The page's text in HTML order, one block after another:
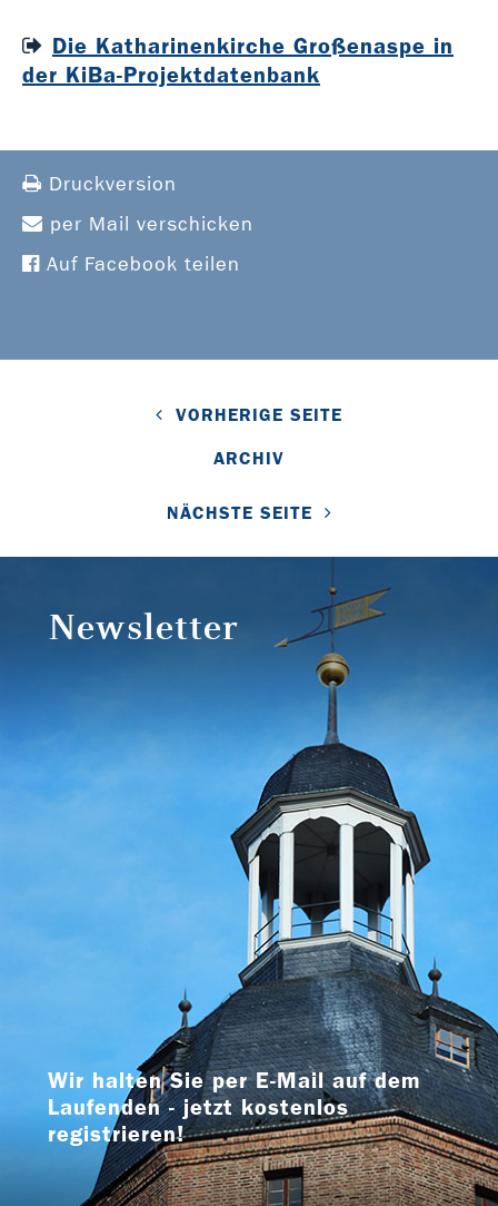
Die Katharinenkirche Großenaspe in
der KiBa-Projektdatenbank
Druckversion
per Mail verschicken
Auf Facebook teilen
VORHERIGE SEITE
ARCHIV
NÄCHSTE SEITE
Newsletter
Wir halten Sie per E-Mail auf dem
Laufenden - jetzt kostenlos
registrieren!